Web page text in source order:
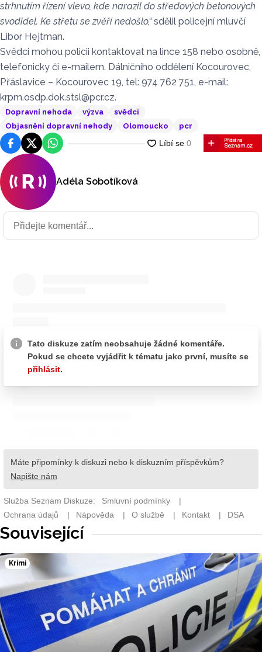
strhnutím řízení vlevo, kde narazil do středových betonových
svodidel. Ke střetu se zvěří nedošlo,“sdělil policejní mluvčí
Libor Hejtman.
Svědci mohou policii kontaktovat na lince 158 nebo osobně,
telefonicky či e-mailem. Dálničního oddělení Kocourovec,
Přáslavice – Kocourovec 19, tel: 974 762 751, e-mail:
krpm.osdp.dok.stsl@pcr.cz.
Dopravní nehoda výzva
svědci
Objasnění dopravní nehody
Olomoucko pcr
FacebookPlatforma X
WhatsApp
Adéla Sobotíková
Související
Krimi